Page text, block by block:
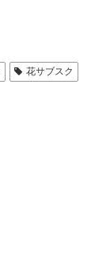
花サブスク